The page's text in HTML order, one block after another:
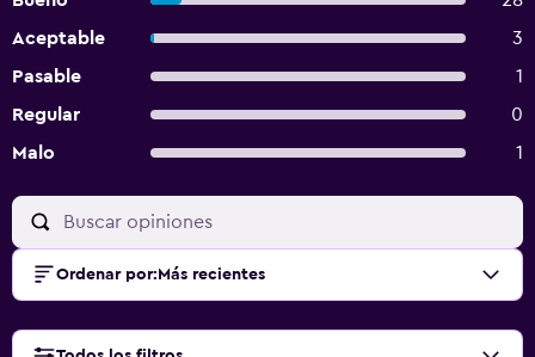
Aceptable
3
Pasable
1
Regular
0
Malo
1
Ordenar por: Más recientes